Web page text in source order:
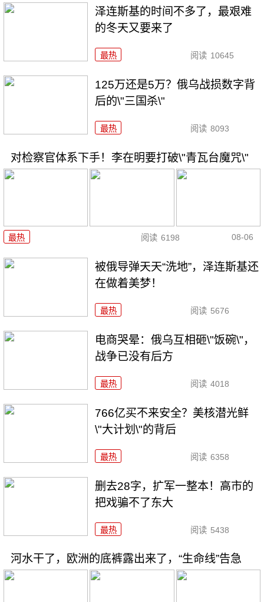
泽连斯基的时间不多了，最艰难
的冬天又要来了
最热 阅读 10645
125万还是5万？俄乌战损数字背
后的\"三国杀\"
最热 阅读 8093
对检察官体系下手！李在明要打破\"青瓦台魔咒\"
最热 阅读 6198 08-06
被俄导弹天天“洗地”，泽连斯基还
在做着美梦！
最热 阅读 5676
电商哭晕：俄乌互相砸\"饭碗\"，
战争已没有后方
最热 阅读 4018
766亿买不来安全？美核潜光鲜
\"大计划\"的背后
最热 阅读 6358
删去28字，扩军一整本！高市的
把戏骗不了东大
最热 阅读 5438
河水干了，欧洲的底裤露出来了，“生命线”告急